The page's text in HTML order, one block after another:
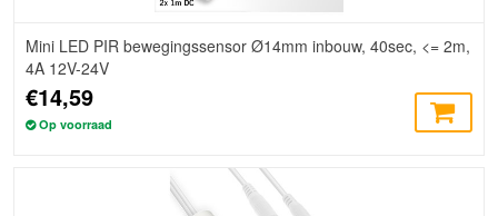
Mini LED PIR bewegingssensor Ø14mm inbouw, 40sec, <= 2m,
4A 12V-24V
€14,59
Op voorraad